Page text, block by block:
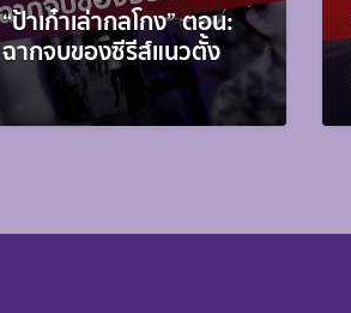
“ป้าเก๋าเล่ากลโกง” ตอน:
ฉากจบของซีรีส์แนวตั้ง